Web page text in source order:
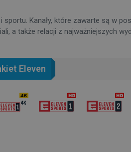
Kanały, które zawarte są w
a także relacji z najważniejszych
Eleven